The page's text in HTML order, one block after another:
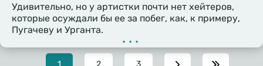
Удивительно, но у артистки почти нет хейтеров,
которые осуждали бы ее за побег, как, к примеру,
Пугачеву и Урганта.
•••
Текущая
1 Page
2 Page
3